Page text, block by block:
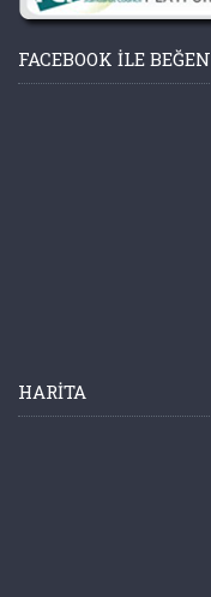
FACEBOOK ILE BEĞEN
HARITA